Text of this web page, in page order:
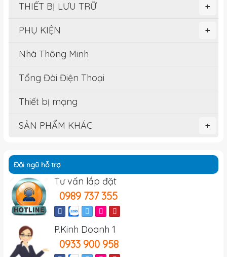
+
THIẾT BỊ LƯU TRỮ
+
PHỤ KIỆN
Nhà Thông Minh
Tổng Đài Điện Thoại
Thiết bị mạng
+
SẢN PHẨM KHÁC
Đội ngũ hỗ trợ
Tư vấn lắp đặt
0989 737 355
P.Kinh Doanh 1
0933 900 958